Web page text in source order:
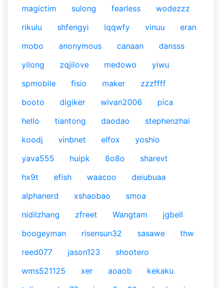
magictim
sulong fearless
wodezzz
rikulu
shfengyi lqqwfy vinuu
eran
mobo
anonymous canaan
dansss
yilong
zqjilove medowo
yiwu
spmobile
fisio maker
zzzffff
booto
digiker wivan2006
pica
hello
tiantong daodao
stephenzhai
koodj
vinbnet elfox
yoshio
yava555
huipk 8o8o
sharevt
hx9t
efish waacoo
deiubuaa
alphanerd
xshaobao
smoa
nidilzhang
zfreet Wangtam
jgbell
boogeyman
risensun32 sasawe
thw
reed077
jason123
shootero
wms521125
xer aoaob
kekaku